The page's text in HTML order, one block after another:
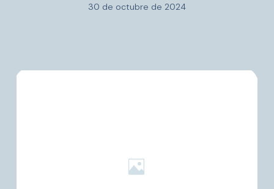
30 de octubre de 2024